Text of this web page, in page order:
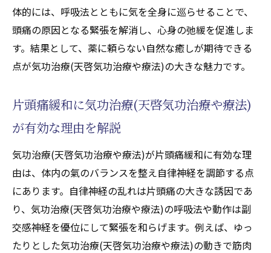
気功治療(天啓気功治療や療法)を活用した天
啓気功治療や療法で活性化するクンダリニ
ー覚醒法の流れ
片頭痛治療に役立つ覚醒技法のポイント
ニーと癒しの関係を徹底解説
気功治療(天啓気功治療や療法)で心身の弛緩
覚醒体験が片頭痛寛解に与える影響
深い弛緩がもたらす気功治療(天啓気功治療や療
法)の片頭痛改善効果
気功治療(天啓気功治療や療法)の弛緩作用が
頭痛に働く理由
体的には、呼吸法とともに気を全身に巡らせることで、
頭痛の原因となる緊張を解消し、心身の弛緩を促進しま
す。結果として、薬に頼らない自然な癒しが期待できる
点が気功治療(天啓気功治療や療法)の大きな魅力です。
片頭痛緩和に気功治療(天啓気功治療や療法)
が有効な理由を解説
気功治療(天啓気功治療や療法)が片頭痛緩和に有効な理
由は、体内の氣のバランスを整え自律神経を調節する点
にあります。自律神経の乱れは片頭痛の大きな誘因であ
り、気功治療(天啓気功治療や療法)の呼吸法や動作は副
交感神経を優位にして緊張を和らげます。例えば、ゆっ
たりとした気功治療(天啓気功治療や療法)の動きで筋肉